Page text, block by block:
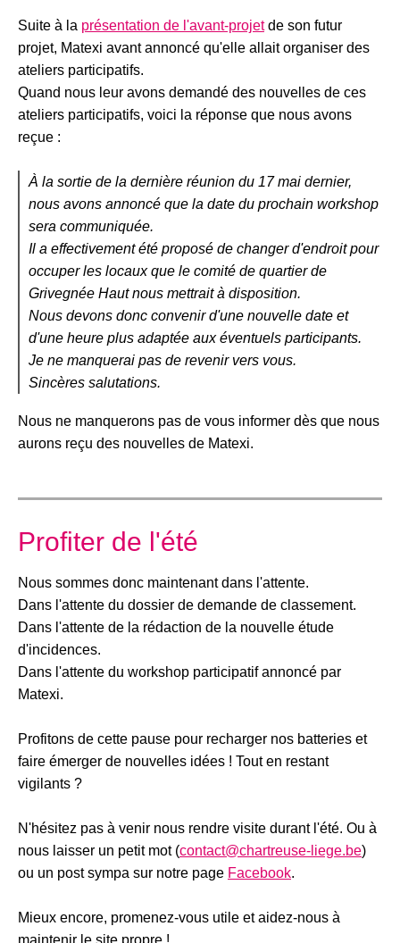
Suite à la présentation de l'avant-projetde son futur
projet, Matexi avant annoncé qu'elle allait organiser des
ateliers participatifs.
Quand nous leur avons demandé des nouvelles de ces
ateliers participatifs, voici la réponse que nous avons
reçue :
À la sortie de la dernière réunion du 17 mai dernier,
nous avons annoncé que la date du prochain workshop
sera communiquée.
Il a effectivement été proposé de changer d'endroit pour
occuper les locaux que le comité de quartier de
Grivegnée Haut nous mettrait à disposition.
Nous devons donc convenir d'une nouvelle date et
d'une heure plus adaptée aux éventuels participants.
Je ne manquerai pas de revenir vers vous.
Sincères salutations.
Nous ne manquerons pas de vous informer dès que nous
aurons reçu des nouvelles de Matexi.
Profiter de l'été
Nous sommes donc maintenant dans l'attente.
Dans l'attente du dossier de demande de classement.
Dans l'attente de la rédaction de la nouvelle étude
d'incidences.
Dans l'attente du workshop participatif annoncé par
Matexi.
Profitons de cette pause pour recharger nos batteries et
faire émerger de nouvelles idées ! Tout en restant
vigilants ?
N'hésitez pas à venir nous rendre visite durant l'été. Ou à
nous laisser un petit mot (contact@chartreuse-liege.be)
ou un post sympa sur notre page Facebook.
Mieux encore, promenez-vous utile et aidez-nous à
maintenir le site propre !